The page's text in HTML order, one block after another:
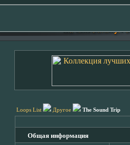
Loops List Другое The Sound Trip
Общая информация